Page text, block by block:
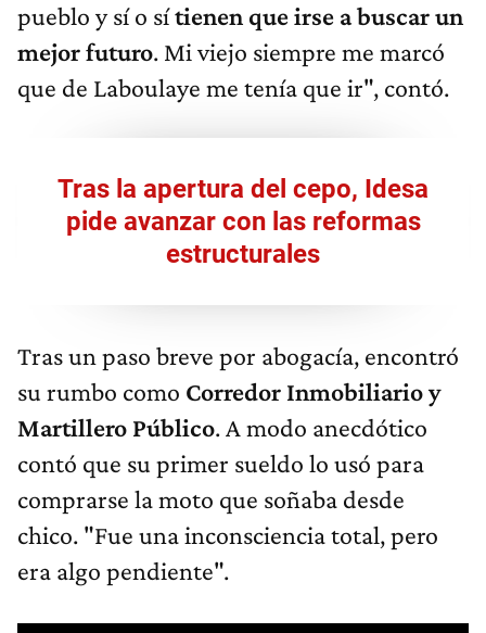
pueblo y sí o sítienen que irse a buscar un
mejor futuro. Mi viejo siempre me marcó
que de Laboulaye me tenía que ir", contó.
Tras la apertura del cepo, Idesa
pide avanzar con las reformas
estructurales
Tras un paso breve por abogacía, encontró
su rumbo como Corredor Inmobiliario y
Martillero Público. A modo anecdótico
contó que su primer sueldo lo usó para
comprarse la moto que soñaba desde
chico. "Fue una inconsciencia total, pero
era algo pendiente".